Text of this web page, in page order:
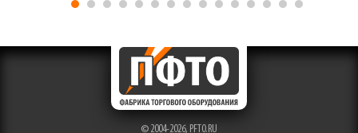
© 2004-2026, PFTO.RU